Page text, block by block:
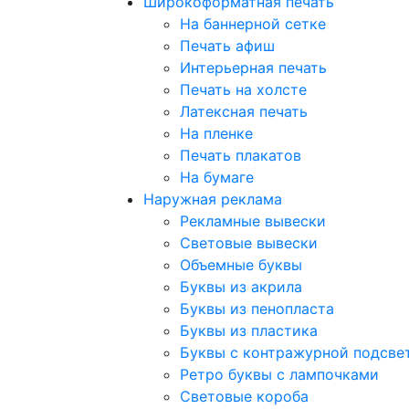
На баннерной сетке
Печать афиш
Интерьерная печать
Печать на холсте
Латексная печать
На пленке
Печать плакатов
На бумаге
Наружная реклама
Рекламные вывески
Световые вывески
Объемные буквы
Буквы из акрила
Буквы из пенопласта
Буквы из пластика
Буквы с контражурной
Ретро буквы с лампочками
Световые короба